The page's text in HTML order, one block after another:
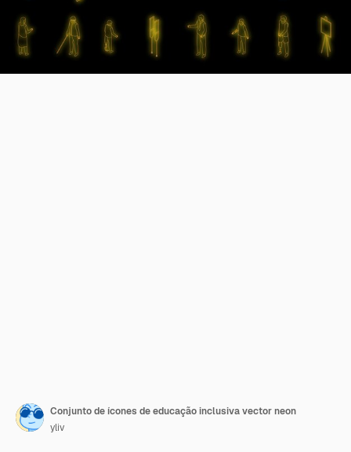
Conjunto de ícones de educação inclusiva vector neon
yliv